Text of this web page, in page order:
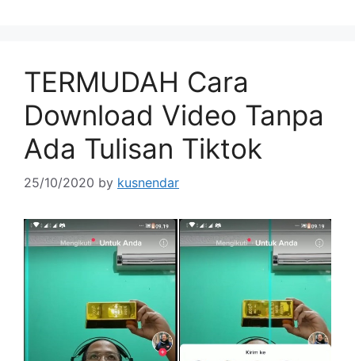
TERMUDAH Cara
Download Video Tanpa
Ada Tulisan Tiktok
25/10/2020 by kusnendar